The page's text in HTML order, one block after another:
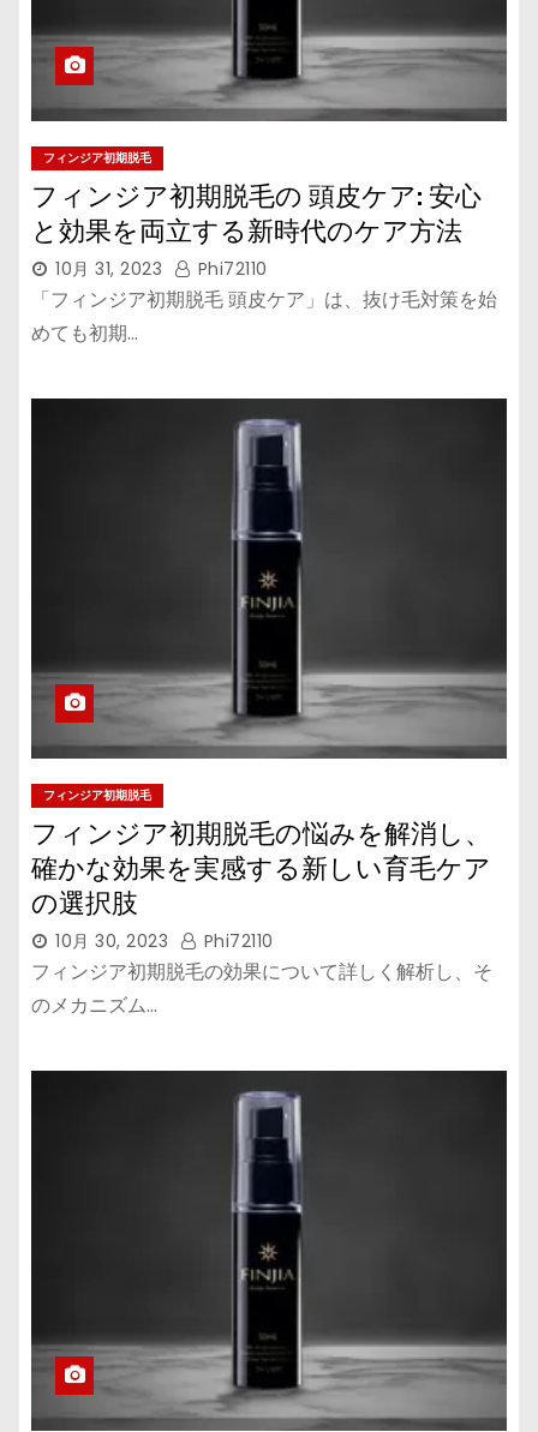
フィンジア初期脱毛
フィンジア初期脱毛の 頭皮ケア: 安心
と効果を両立する新時代のケア方法
10月 31, 2023 Phi72110
「フィンジア初期脱毛 頭皮ケア」は、抜け毛対策を始
めても初期…
フィンジア初期脱毛
フィンジア初期脱毛の悩みを解消し、
確かな効果を実感する新しい育毛ケア
の選択肢
10月 30, 2023 Phi72110
フィンジア初期脱毛の効果について詳しく解析し、そ
のメカニズム…